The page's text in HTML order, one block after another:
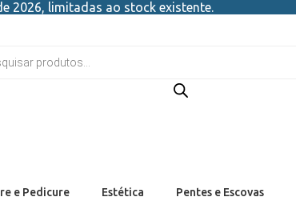
2026, limitadas ao stock existente.
e Pedicure Estética Pentes e Escovas